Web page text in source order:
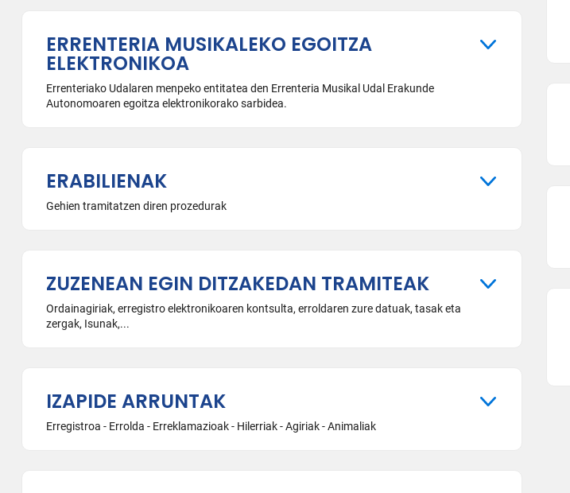
ERRENTERIA MUSIKALEKO EGOITZA
ELEKTRONIKOA
Errenteriako Udalaren menpeko entitatea den Errenteria Musikal Udal Erakunde
Autonomoaren egoitza elektronikorako sarbidea.
ERABILIENAK
Gehien tramitatzen diren prozedurak
ZUZENEAN EGIN DITZAKEDAN TRAMITEAK
Ordainagiriak, erregistro elektronikoaren kontsulta, erroldaren zure datuak, tasak eta
zergak, Isunak,...
IZAPIDE ARRUNTAK
Erregistroa - Errolda - Erreklamazioak - Hilerriak - Agiriak - Animaliak